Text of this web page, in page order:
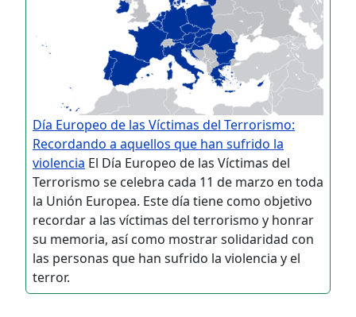
Día Europeo de las Víctimas del Terrorismo:
Recordando a aquellos que han sufrido la
violencia El Día Europeo de las Víctimas del
Terrorismo se celebra cada 11 de marzo en toda
la Unión Europea. Este día tiene como objetivo
recordar a las víctimas del terrorismo y honrar
su memoria, así como mostrar solidaridad con
las personas que han sufrido la violencia y el
terror.